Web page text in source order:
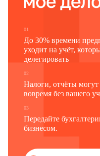
01
До 30% времени
уходит на учёт,
делегировать
02
Налоги, отчёты могут
вовремя без вашего
03
Передайте
бизнесом.